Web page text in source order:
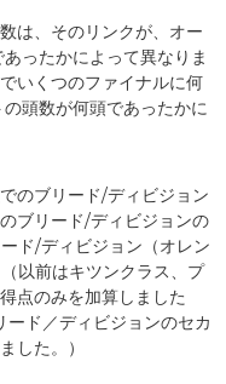
は、そのリンクが、オー
ったかによって異なりま
いくつのファイナルに何
頭数が何頭であったかに
のブリード/ディビジョン
ブリード/ディビジョンの
ド/ディビジョン（オレン
以前はキツンクラス、プ
点のみを加算しました
ド／ディビジョンのセカ
した。）